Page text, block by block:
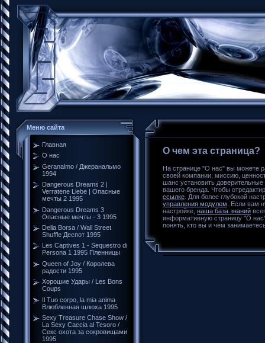
Меню сайта
Главная
О нас
Geranalmo / Джеранальмо
1994
Dangerous Dreams 2 |
Verratene Liebe | Опасные
мечты 2 1995
Dangerous Dreams 3
Опасные мечты - 3 1995
Della Borsa / Wall Street
Shuffle Деспот 1995
Les Captives 1 - Sequestro di
Persona 1 1995 Пленницы
Queen of Joy / Королева
радости 1995
Хорошие Удары / Les Bons
Coups
Il Tuo corpo, la mia anima
Влюбленная шлюха 1995
Sexy Treasure Chase Show /
La Sexy Caccia al Tesoro /
Секс охота за сокровищами
1995
О чем эта страница?
На странице "О нас" вы можете
своей компании, миссию,
шанс установить доверительные
вашего бренда. Чтобы
ссылке . Для более глубокой
управления модулем . Если вам
настройке, наша база знаний
информативную страницу "О
понять, кто вы и чем